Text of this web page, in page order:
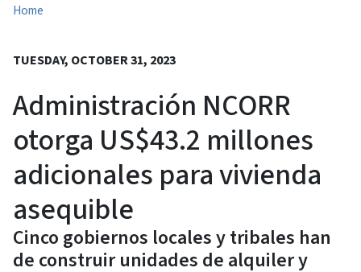
Home
TUESDAY, OCTOBER 31, 2023
Administración NCORR
otorga US$43.2 millones
adicionales para vivienda
asequible
Cinco gobiernos locales y tribales han
de construir unidades de alquiler y